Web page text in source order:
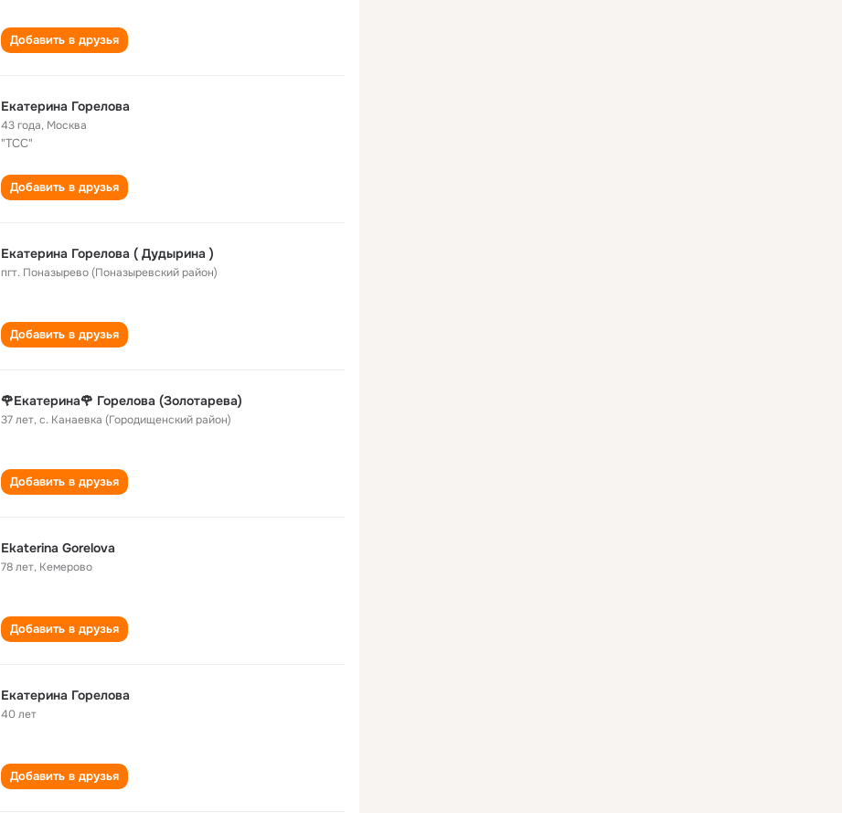
Добавить в друзья
Екатерина Горелова
43 года, Москва
"ТСС"
Добавить в друзья
Екатерина Горелова ( Дудырина )
пгт. Поназырево (Поназыревский район)
Добавить в друзья
🌹Екатерина🌹 Горелова (Золотарева)
37 лет,с. Канаевка (Городищенский район)
Добавить в друзья
Ekaterina Gorelova
78 лет, Кемерово
Добавить в друзья
Екатерина Горелова
40 лет
Добавить в друзья